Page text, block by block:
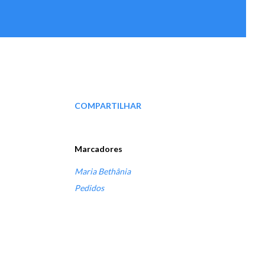
COMPARTILHAR
Marcadores
Maria Bethânia
Pedidos